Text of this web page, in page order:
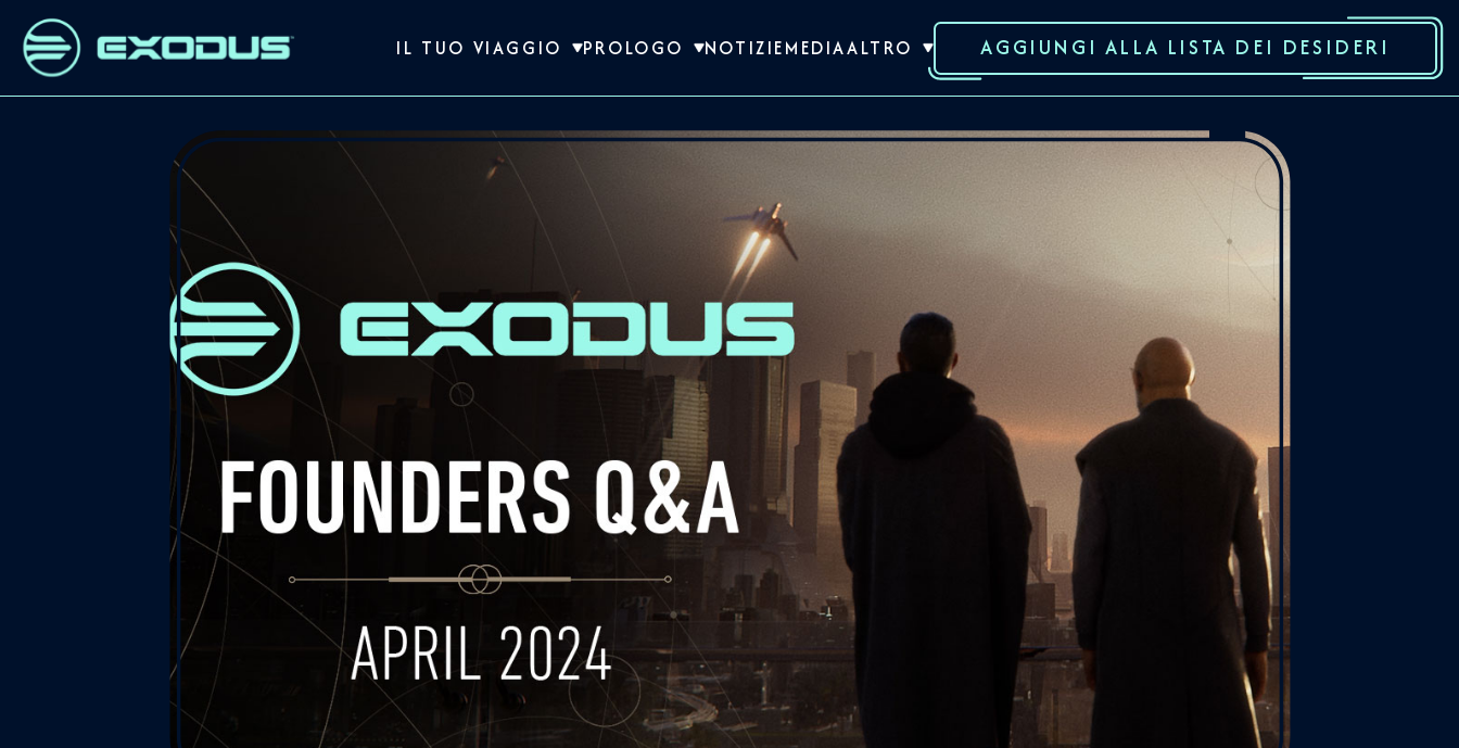
IL TUO VIAGGIO PROLOGO NOTIZIEMEDIAALTRO AGGIUNGI ALLA LISTA DEI DESIDERI